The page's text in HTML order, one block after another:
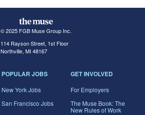
© 2025 FGB Muse Group Inc.
114 Rayson Street, 1st Floor
Northville, MI 48167
POPULAR JOBS
New York Jobs
San Francisco Jobs
GET INVOLVED
For Employers
The Muse Book: The
New Rules of Work